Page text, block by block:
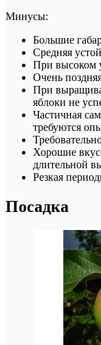
Минусы:
Большие
Средняя
При высоком
Очень
При
яблоки не
Частичная
требуются
Хорошие
длительной
Резкая
Посадка